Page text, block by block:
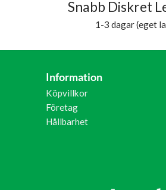
Snabb Diskret
1-3 dagar (eget
Information
Köpvillkor
Företag
Hållbarhet